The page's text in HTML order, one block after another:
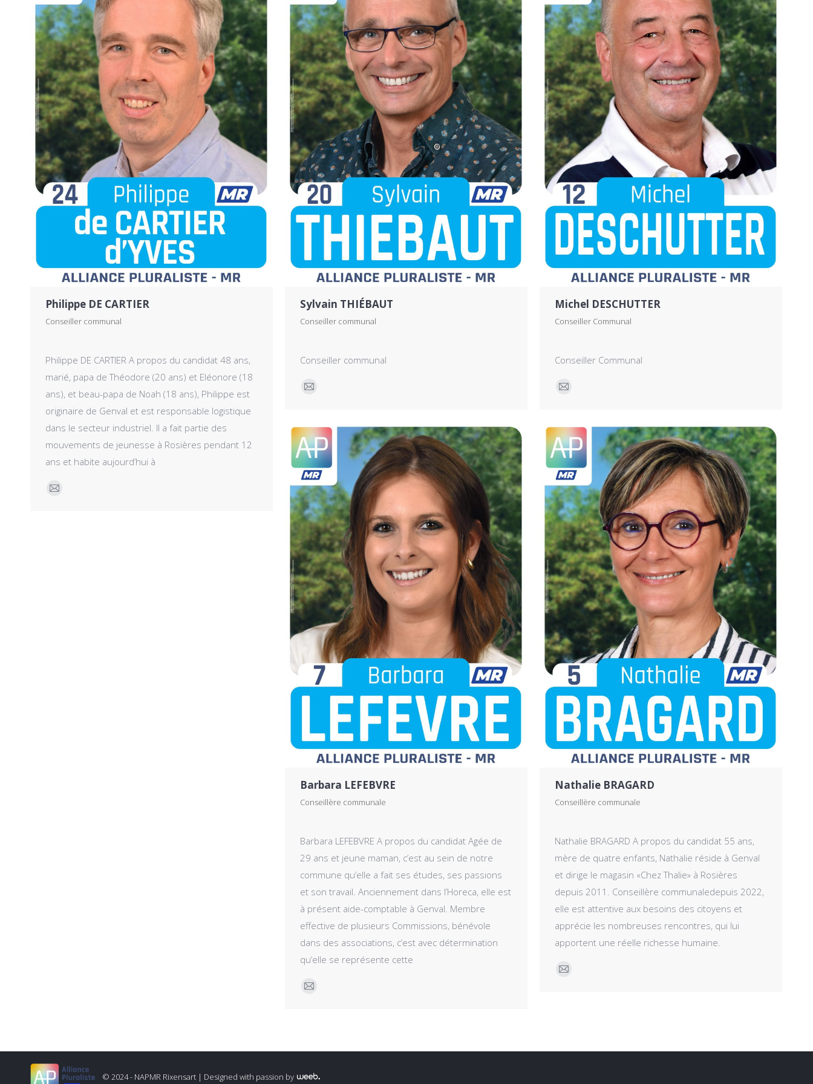
Philippe DE CARTIER
Conseiller communal
Philippe DE CARTIER A propos du candidat 48 ans,
marié, papa de Théodore (20 ans) et Eléonore (18
ans), et beau-papa de Noah (18 ans), Philippe est
originaire de Genval et est responsable logistique
dans le secteur industriel. Il a fait partie des
mouvements de jeunesse à Rosières pendant 12
ans et habite aujourd’hui à
E-
Sylvain THIÉBAUT
Conseiller communal
Conseiller communal
E-
Michel DESCHUTTER
Conseiller Communal
Conseiller Communal
E-
Barbara LEFEBVRE
Conseillère communale
Barbara LEFEBVRE A propos du candidat Agée de
29 ans et jeune maman, c’est au sein de notre
commune qu’elle a fait ses études, ses passions
et son travail. Anciennement dans l’Horeca, elle est
à présent aide-comptable à Genval. Membre
effective de plusieurs Commissions, bénévole
dans des associations, c’est avec détermination
qu’elle se représente cette
E-
Nathalie BRAGARD
Conseillère communale
Nathalie BRAGARD A propos du candidat 55 ans,
mère de quatre enfants, Nathalie réside à Genval
et dirige le magasin «Chez Thalie» à Rosières
depuis 2011. Conseillère communaledepuis 2022,
elle est attentive aux besoins des citoyens et
apprécie les nombreuses rencontres, qui lui
apportent une réelle richesse humaine.
E-
© 2024 - NAPMR Rixensart | Designed with passion by